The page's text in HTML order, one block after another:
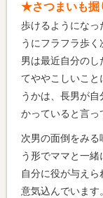
★さつまいも掘
歩けるようになっ
うにフラフラ歩
男は最近自分の
てややこしいこ
うかは、長男が
かっていると言っ
次男の面倒をみ
う形でママと一緒
自分に役が与え
意気込んでいます